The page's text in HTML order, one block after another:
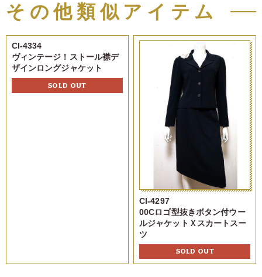
その他類似アイテム
CI-4334
ヴィンテージ！ストール襟デ
ザインロングジャケット
SOLD OUT
CI-4297
00Cロゴ型抜きボタン付ウー
ルジャケットＸスカートスー
ツ
SOLD OUT